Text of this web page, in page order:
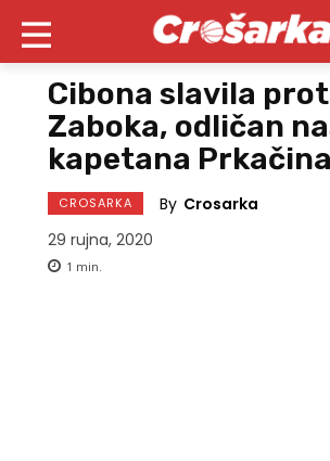
Cibona slavila
Zaboka, odličan
kapetana Prkačina
CROSARKA By Crosarka
29 rujna, 2020
1 min.